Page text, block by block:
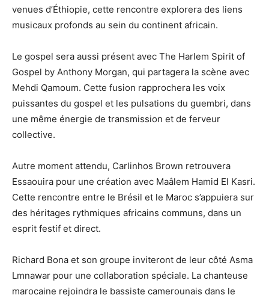
venues d’Éthiopie, cette rencontre explorera des liens
musicaux profonds au sein du continent africain.
Le gospel sera aussi présent avec The Harlem Spirit of
Gospel by Anthony Morgan, qui partagera la scène avec
Mehdi Qamoum. Cette fusion rapprochera les voix
puissantes du gospel et les pulsations du guembri, dans
une même énergie de transmission et de ferveur
collective.
Autre moment attendu, Carlinhos Brown retrouvera
Essaouira pour une création avec Maâlem Hamid El Kasri.
Cette rencontre entre le Brésil et le Maroc s’appuiera sur
des héritages rythmiques africains communs, dans un
esprit festif et direct.
Richard Bona et son groupe inviteront de leur côté Asma
Lmnawar pour une collaboration spéciale. La chanteuse
marocaine rejoindra le bassiste camerounais dans le